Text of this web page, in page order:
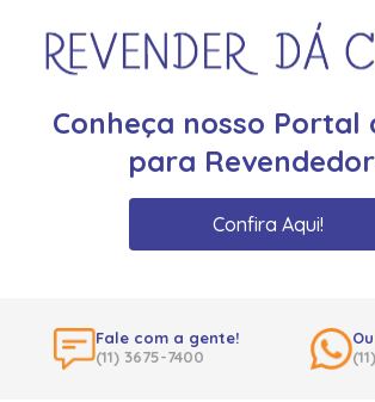
Conheça nosso Portal
para
Confira Aqui!
Fale com a gente!
(11) 3675-7400